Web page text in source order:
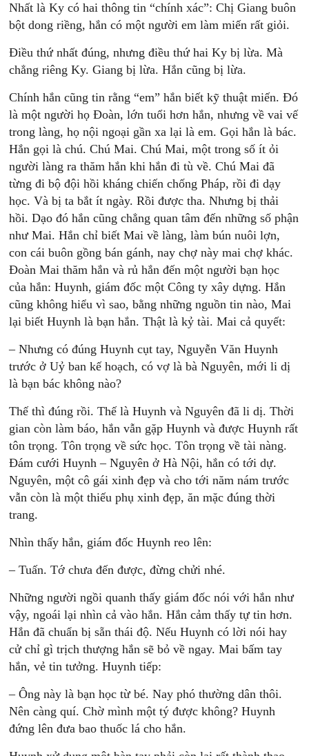
Nhất là Ky có hai thông tin “chính xác”: Chị Giang buôn
bột dong riềng, hắn có một người em làm miến rất giỏi.
Điều thứ nhất đúng, nhưng điều thứ hai Ky bị lừa. Mà
chẳng riêng Ky. Giang bị lừa. Hắn cũng bị lừa.
Chính hắn cũng tin rằng “em” hắn biết kỹ thuật miến. Đó
là một người họ Đoàn, lớn tuổi hơn hắn, nhưng về vai vế
trong làng, họ nội ngoại gần xa lại là em. Gọi hắn là bác.
Hắn gọi là chú. Chú Mai. Chú Mai, một trong số ít ỏi
người làng ra thăm hắn khi hắn đi tù về. Chú Mai đã
từng đi bộ đội hồi kháng chiến chống Pháp, rồi đi dạy
học. Và bị ta bắt ít ngày. Rồi được tha. Nhưng bị thải
hồi. Dạo đó hắn cũng chẳng quan tâm đến những số phận
như Mai. Hắn chỉ biết Mai về làng, làm bún nuôi lợn,
con cái buôn gồng bán gánh, nay chợ này mai chợ khác.
Đoàn Mai thăm hắn và rủ hắn đến một người bạn học
của hắn: Huynh, giám đốc một Công ty xây dựng. Hắn
cũng không hiểu vì sao, bằng những nguồn tin nào, Mai
lại biết Huynh là bạn hắn. Thật là kỷ tài. Mai cả quyết:
– Nhưng có đúng Huynh cụt tay, Nguyễn Văn Huynh
trước ở Uỷ ban kế hoạch, có vợ là bà Nguyên, mới li dị
là bạn bác không nào?
Thế thì đúng rồi. Thế là Huynh và Nguyên đã li dị. Thời
gian còn làm báo, hắn vẫn gặp Huynh và được Huynh rất
tôn trọng. Tôn trọng về sức học. Tôn trọng về tài nàng.
Đám cưới Huynh – Nguyên ở Hà Nội, hắn có tới dự.
Nguyên, một cô gái xinh đẹp và cho tới năm nám trước
vẫn còn là một thiếu phụ xinh đẹp, ăn mặc đúng thời
trang.
Nhìn thấy hắn, giám đốc Huynh reo lên:
– Tuấn. Tớ chưa đến được, đừng chửi nhé.
Những người ngồi quanh thấy giám đốc nói với hắn như
vậy, ngoái lại nhìn cả vào hắn. Hắn cảm thấy tự tin hơn.
Hắn đã chuẩn bị sẵn thái độ. Nếu Huynh có lời nói hay
cử chỉ gì trịch thượng hắn sẽ bỏ về ngay. Mai bấm tay
hắn, vẻ tin tưởng. Huynh tiếp:
– Ông này là bạn học từ bé. Nay phó thường dân thôi.
Nên càng quí. Chờ mình một tý được không? Huynh
đứng lên đưa bao thuốc lá cho hắn.